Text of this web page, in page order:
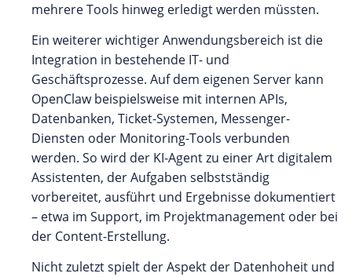
mehrere Tools hinweg erledigt werden müssten.
Ein weiterer wichtiger Anwendungsbereich ist die
Integration in bestehende IT- und
Geschäftsprozesse. Auf dem eigenen Server kann
OpenClaw beispielsweise mit internen APIs,
Datenbanken, Ticket-Systemen, Messenger-
Diensten oder Monitoring-Tools verbunden
werden. So wird der KI-Agent zu einer Art digitalem
Assistenten, der Aufgaben selbstständig
vorbereitet, ausführt und Ergebnisse dokumentiert
– etwa im Support, im Projektmanagement oder bei
der Content-Erstellung.
Nicht zuletzt spielt der Aspekt der Datenhoheit und